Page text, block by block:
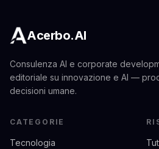
Acerbo.AI
Consulenza AI e corporate
editoriale su innovazione e AI —
decisioni umane.
CATEGORIE
Tecnologia